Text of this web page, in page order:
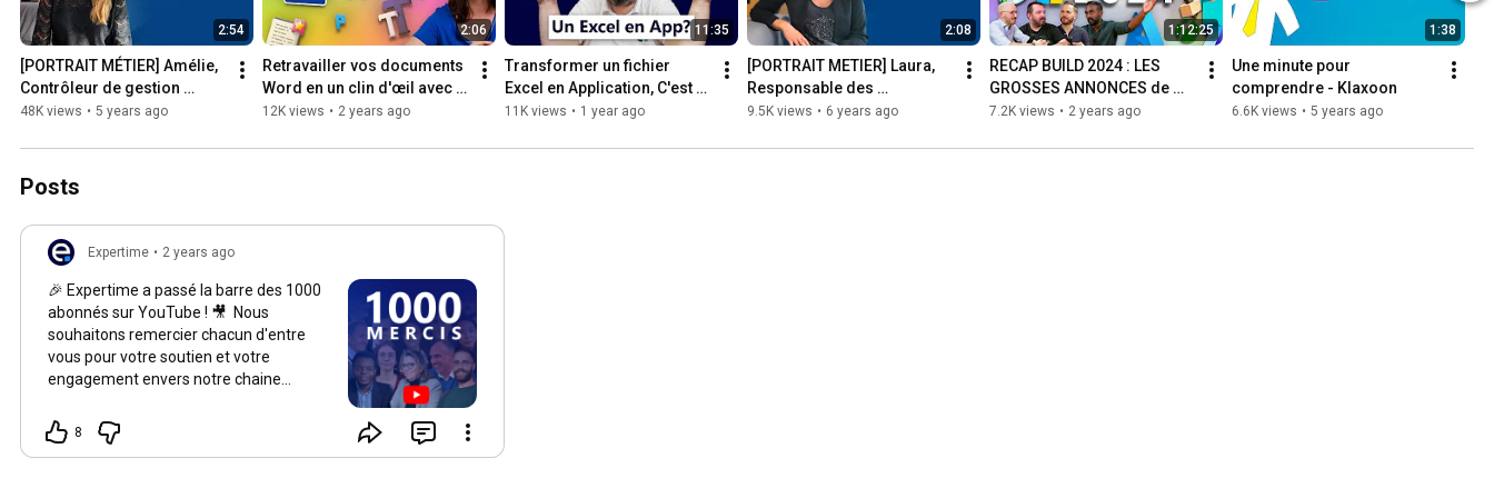
2:54
[PORTRAIT MÉTIER] Amélie,
Contrôleur de gestion
confirmé
48K views • 5 years ago
2:06
Retravailler vos documents
Word en un clin d'œil avec
l'IA (Copilot M365)
12K views • 2 years ago
11:35
Transformer un fichier
Excel en Application, C'est
possible ? (Power Apps)
11K views • 1 year ago
2:08
[PORTRAIT METIER] Laura,
Responsable des
Ressources Humaines
9.5K views • 6 years ago
1:12:25
RECAP BUILD 2024 : LES
GROSSES ANNONCES de
Microsoft (GPT-4o, Copilot+
7.2K views • 2 years ago
1:38
Une minute pour
comprendre - Klaxoon
6.6K views • 5 years ago
Posts
Expertime • 2 years ago
🎉 Expertime a passé la barre des 1000
abonnés sur YouTube ! 🎥 Nous
souhaitons remercier chacun d'entre
vous pour votre soutien et votre
engagement envers notre chaine
beaucoup pour nous, et nous avons
hâte de vous offrir encore plus de
8